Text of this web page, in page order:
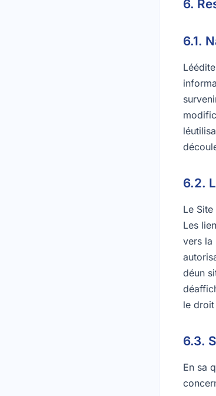
6.
6.1.
6.2.
Le
Les
vers la
déun
le
6.3.
En sa